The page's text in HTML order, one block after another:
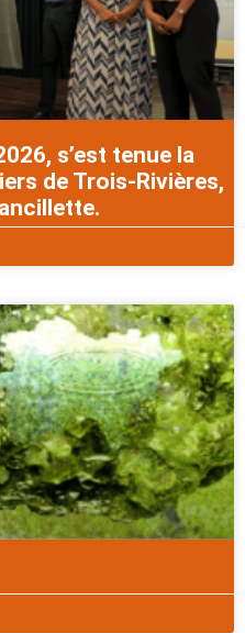
s’est tenue la
de Trois-Rivières,